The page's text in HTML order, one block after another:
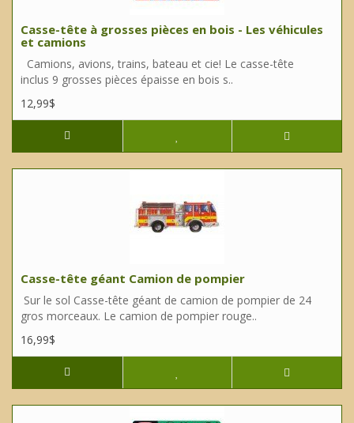
Casse-tête à grosses pièces en bois - Les véhicules
et camions
Camions, avions, trains, bateau et cie! Le casse-tête
inclus 9 grosses pièces épaisse en bois s..
12,99$
Casse-tête géant Camion de pompier
Sur le sol Casse-tête géant de camion de pompier de 24
gros morceaux. Le camion de pompier rouge..
16,99$